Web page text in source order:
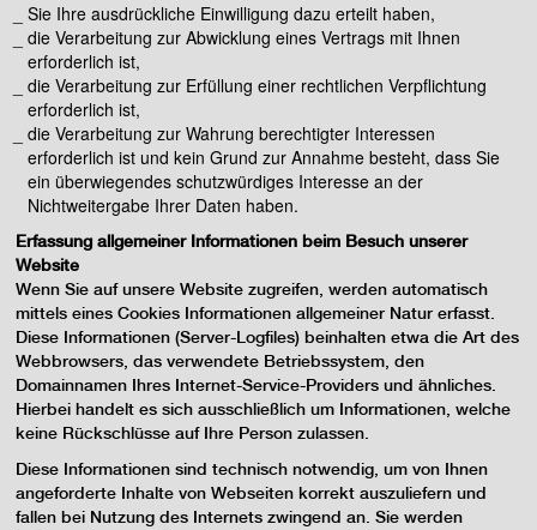
Sie Ihre ausdrückliche Einwilligung dazu erteilt haben,
die Verarbeitung zur Abwicklung eines Vertrags mit Ihnen
erforderlich ist,
die Verarbeitung zur Erfüllung einer rechtlichen Verpflichtung
erforderlich ist,
die Verarbeitung zur Wahrung berechtigter Interessen
erforderlich ist und kein Grund zur Annahme besteht, dass Sie
ein überwiegendes schutzwürdiges Interesse an der
Nichtweitergabe Ihrer Daten haben.
Erfassung allgemeiner Informationen beim Besuch unserer
Website
Wenn Sie auf unsere Website zugreifen, werden automatisch
mittels eines Cookies Informationen allgemeiner Natur erfasst.
Diese Informationen (Server-Logfiles) beinhalten etwa die Art des
Webbrowsers, das verwendete Betriebssystem, den
Domainnamen Ihres Internet-Service-Providers und ähnliches.
Hierbei handelt es sich ausschließlich um Informationen, welche
keine Rückschlüsse auf Ihre Person zulassen.
Diese Informationen sind technisch notwendig, um von Ihnen
angeforderte Inhalte von Webseiten korrekt auszuliefern und
fallen bei Nutzung des Internets zwingend an. Sie werden